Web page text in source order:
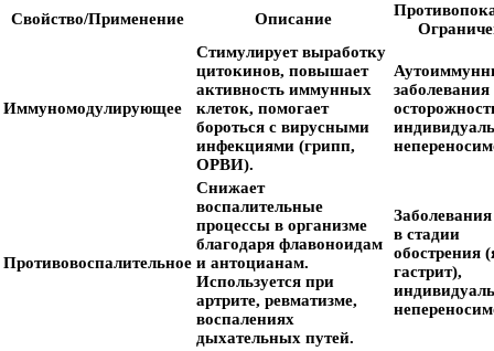
Свойство/Применение Описание
Иммуномодулирующее
Стимулирует выработку
цитокинов, повышает
активность иммунных
клеток, помогает
бороться с вирусными
инфекциями (грипп,
ОРВИ).
заболевания
Противовоспалительное
Снижает
воспалительные
процессы в организме
благодаря флавоноидам
и антоцианам.
Используется при
артрите, ревматизме,
воспалениях
дыхательных путей.
в стадии
обострения
гастрит),